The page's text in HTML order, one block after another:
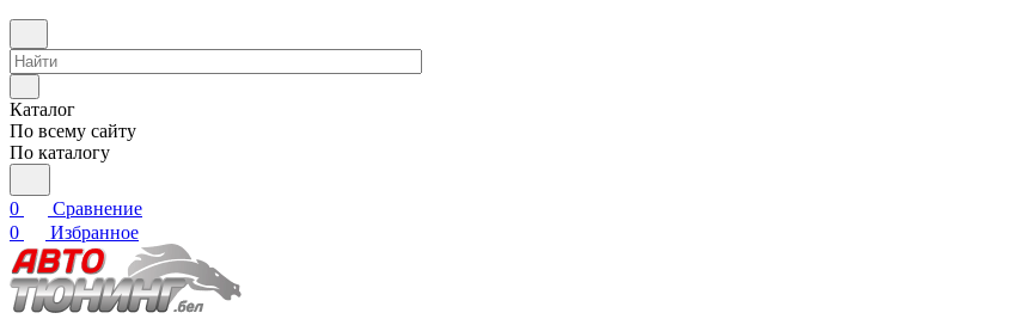
Каталог
По всему сайту
По каталогу
0
Сравнение
0
Избранное